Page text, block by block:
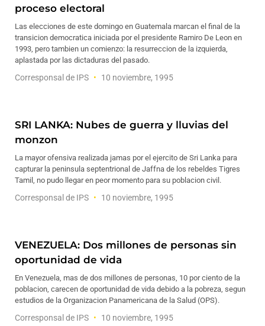
proceso electoral
Las elecciones de este domingo en Guatemala marcan el final de la
transicion democratica iniciada por el presidente Ramiro De Leon en
1993, pero tambien un comienzo: la resurreccion de la izquierda,
aplastada por las dictaduras del pasado.
Corresponsal de IPS 10 noviembre, 1995
SRI LANKA: Nubes de guerra y lluvias del
monzon
La mayor ofensiva realizada jamas por el ejercito de Sri Lanka para
capturar la peninsula septentrional de Jaffna de los rebeldes Tigres
Tamil, no pudo llegar en peor momento para su poblacion civil.
Corresponsal de IPS 10 noviembre, 1995
VENEZUELA: Dos millones de personas sin
oportunidad de vida
En Venezuela, mas de dos millones de personas, 10 por ciento de la
poblacion, carecen de oportunidad de vida debido a la pobreza, segun
estudios de la Organizacion Panamericana de la Salud (OPS).
Corresponsal de IPS 10 noviembre, 1995